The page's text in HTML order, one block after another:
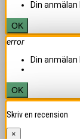
Din
OK
error
Din
OK
Skriv en recension
×